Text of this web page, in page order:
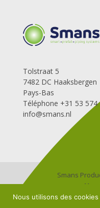
Tolstraat 5
7482 DC Haaksbergen
Pays-Bas
Téléphone +31 53 574
info@smans.nl
Smans
Van
Algemene
Nous utilisons des